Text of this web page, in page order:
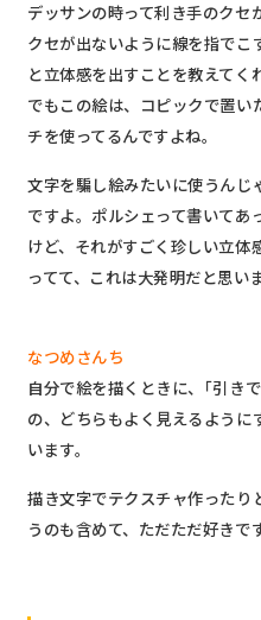
デッサンの時って利き手のクセ
クセが出ないように線を指でこ
と立体感を出すことを教えてく
でもこの絵は、コピックで置い
チを使ってるんですよね。
文字を騙し絵みたいに使うんじ
ですよ。ポルシェって書いてあ
けど、それがすごく珍しい立体
ってて、これは大発明だと思い
なつめさんち
自分で絵を描くときに、｢引き
の、どちらもよく見えるように
います。
描き文字でテクスチャ作ったり
うのも含めて、ただただ好きで